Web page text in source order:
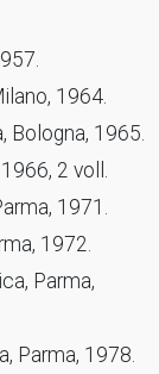
1964.
Bologna, 1965.
2 voll.
1971.
1972.
Parma,
Parma, 1978.